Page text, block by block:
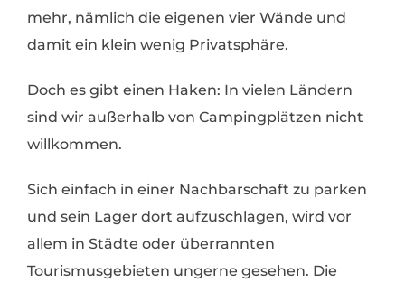
mehr, nämlich die eigenen vier Wände und
damit ein klein wenig Privatsphäre.
Doch es gibt einen Haken: In vielen Ländern
sind wir außerhalb von Campingplätzen nicht
willkommen.
Sich einfach in einer Nachbarschaft zu parken
und sein Lager dort aufzuschlagen, wird vor
allem in Städte oder überrannten
Tourismusgebieten ungerne gesehen. Die